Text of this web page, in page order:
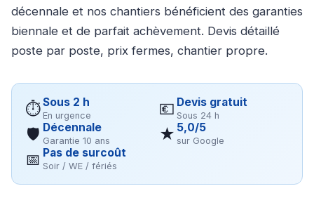
décennale et nos chantiers bénéficient des garanties
biennale et de parfait achèvement. Devis détaillé
poste par poste, prix fermes, chantier propre.
⏱Sous 2 h
En urgence 💶 Devis gratuit
Sous 24 h
🛡 Décennale
Garantie 10 ans ★ 5,0/5
sur Google
📅 Pas de surcoût
Soir / WE / fériés